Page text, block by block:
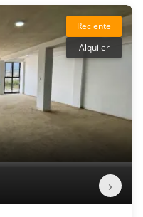
Reciente
Alquiler
›